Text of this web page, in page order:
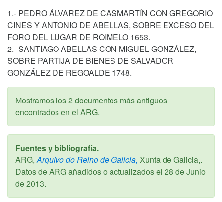
1.- PEDRO ÁLVAREZ DE CASMARTÍN CON GREGORIO
CINES Y ANTONIO DE ABELLAS, SOBRE EXCESO DEL
FORO DEL LUGAR DE ROIMELO 1653.
2.- SANTIAGO ABELLAS CON MIGUEL GONZÁLEZ,
SOBRE PARTIJA DE BIENES DE SALVADOR
GONZÁLEZ DE REGOALDE 1748.
Mostramos los 2 documentos más antiguos
encontrados en el ARG.
Fuentes y bibliografía.
ARG, Arquivo do Reino de Galicia, Xunta de Galicia,.
Datos de ARG añadidos o actualizados el 28 de Junio
de 2013.